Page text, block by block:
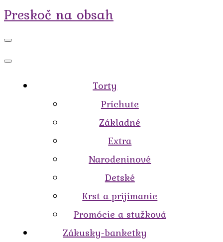
Preskoč na obsah
Torty
Príchute
Základné
Extra
Narodeninové
Detské
Krst a prijímanie
Promócie a stužková
Zákusky-banketky